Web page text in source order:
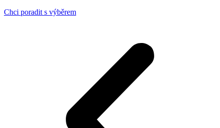
Chci poradit s výběrem